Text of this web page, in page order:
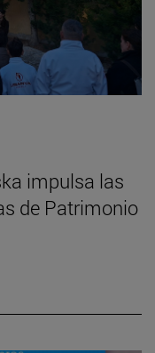
impulsa las
de Patrimonio